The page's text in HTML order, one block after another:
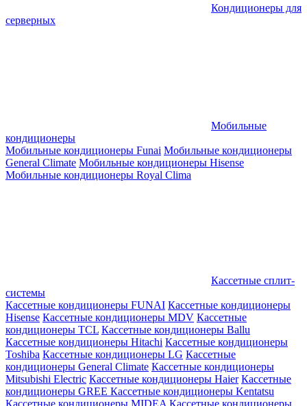
Кондиционеры для
серверных
Мобильные
кондиционеры
Мобильные кондиционеры Funai Мобильные кондиционеры
General Climate Мобильные кондиционеры Hisense
Мобильные кондиционеры Royal Clima
Кассетные сплит-
системы
Кассетные кондиционеры FUNAI Кассетные кондиционеры
Hisense Кассетные кондиционеры MDV Кассетные
кондиционеры TCL Кассетные кондиционеры Ballu
Кассетные кондиционеры Hitachi Кассетные кондиционеры
Toshiba Кассетные кондиционеры LG Кассетные
кондиционеры General Climate Кассетные кондиционеры
Mitsubishi Electric Кассетные кондиционеры Haier Кассетные
кондиционеры GREE Кассетные кондиционеры Kentatsu
Кассетные кондиционеры MIDEA Кассетные кондиционеры